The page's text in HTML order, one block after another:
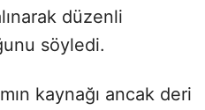
düzenli
söyledi.
kaynağı ancak deri